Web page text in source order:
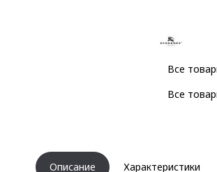
Все
Все
Описание Характеристики